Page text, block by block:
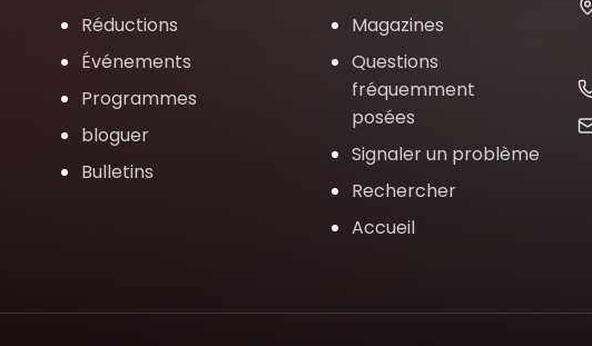
Réductions
Événements
Programmes
bloguer
Bulletins
Magazines
Questions
fréquemment
posées
Signaler un problème
Rechercher
Accueil